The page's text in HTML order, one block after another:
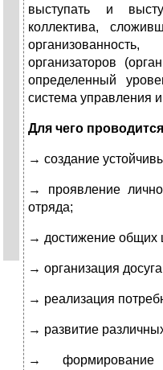
выступать и
коллектива,
организаторов
определенный
система управления
Для чего
→ создание
→ проявление
отряда;
→ достижение общих
→ организация
→ реализация
→ развитие
→ формирование